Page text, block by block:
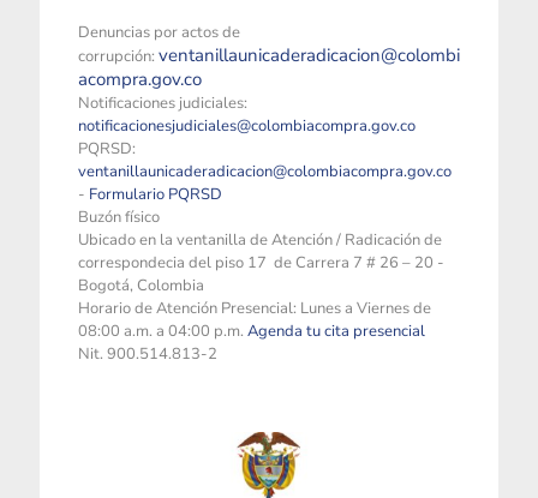
Denuncias por actos de
corrupción: ventanillaunicaderadicacion@colombi
acompra.gov.co
Notificaciones judiciales:
notificacionesjudiciales@colombiacompra.gov.co
PQRSD:
ventanillaunicaderadicacion@colombiacompra.gov.co
- Formulario PQRSD
Buzón físico
Ubicado en la ventanilla de Atención / Radicación de
correspondecia del piso 17 de Carrera 7 # 26 – 20 -
Bogotá, Colombia
Horario de Atención Presencial: Lunes a Viernes de
08:00 a.m. a 04:00 p.m. Agenda tu cita presencial
Nit. 900.514.813-2